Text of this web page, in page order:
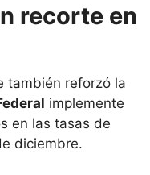
recorte en
también reforzó la
implemente
en las tasas de
diciembre.